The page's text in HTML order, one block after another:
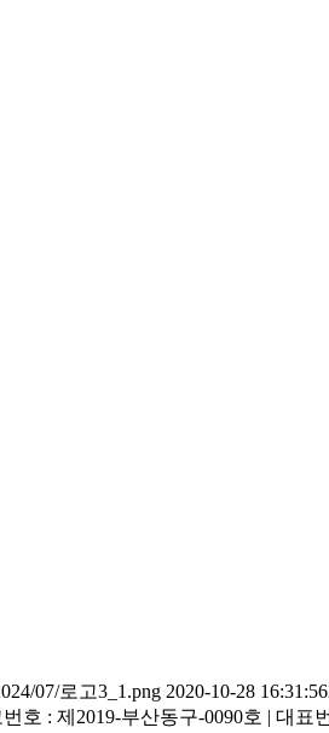
07/로고3_1.png 2020-10-28 16:31:56
: 제2019-부산동구-0090호 | 대표